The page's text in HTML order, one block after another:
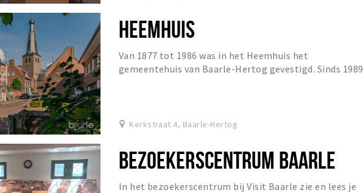
HEEMHUIS
Van 1877 tot 1986 was in het Heemhuis het
gemeentehuis van Baarle-Hertog gevestigd. Sinds 1989
Kerkstraat 4, Baarle-Hertog
BEZOEKERSCENTRUM BAARLE
In het bezoekerscentrum bij Visit Baarle zie en lees je